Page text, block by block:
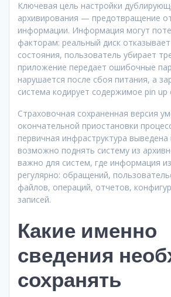
Ключевая цель настройки
архивирования — предотвращение
информации. Информация могут
факторам: реальный диск
состояния, пользователь убирает
приложение передает ошибочные
нарушается после сбоя питания, а
система кодирует содержимое pin up
Страховочная сохраненная версия
окончательной приостановки
первичная инфраструктура выведена
возможно поднять систему из
важно для систем, где информация
регулярно: обращений,
файлов, операций, отчетов,
записей.
Какие именно
сведения
сохранять